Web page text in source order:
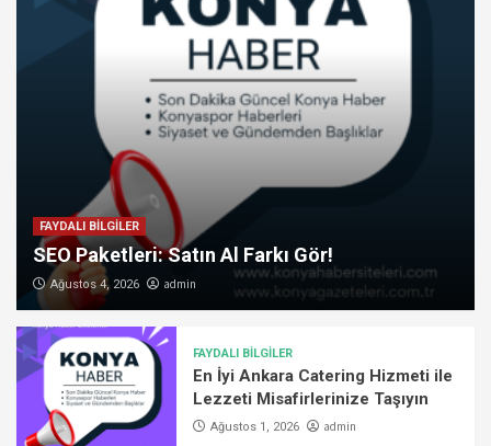
FAYDALI BİLGİLER
SEO Paketleri: Satın Al Farkı Gör!
Ağustos 4, 2026 admin
FAYDALI BİLGİLER
En İyi Ankara Catering Hizmeti ile
Lezzeti Misafirlerinize Taşıyın
Ağustos 1, 2026 admin